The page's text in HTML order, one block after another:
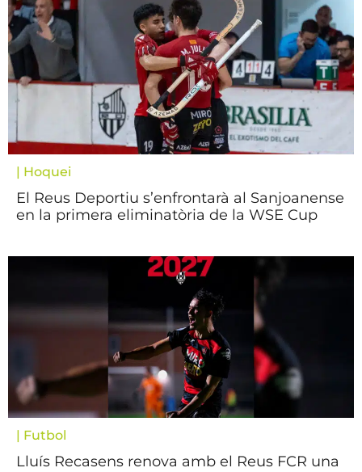
| Hoquei
El Reus Deportiu s’enfrontarà al Sanjoanense
en la primera eliminatòria de la WSE Cup
| Futbol
Lluís Recasens renova amb el Reus FCR una